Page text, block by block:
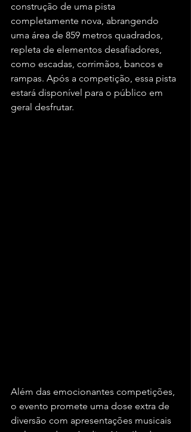
construção de uma pista
completamente nova, abrangendo
uma área de 859 metros quadrados,
repleta de elementos desafiadores,
como escadas, corrimãos, bancos e
rampas. Após a competição, essa pista
estará disponível para o público em
geral desfrutar.
Além das emocionantes competições,
o evento promete uma dose extra de
diversão com apresentações musicais